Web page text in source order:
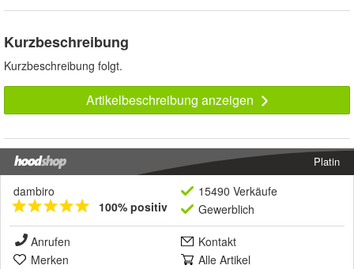
Kurzbeschreibung
Kurzbeschreibung folgt.
Artikelbeschreibung anzeigen
Platin
dambiro
100% positiv
15490 Verkäufe
Gewerblich
Anrufen
Kontakt
Merken
Alle Artikel